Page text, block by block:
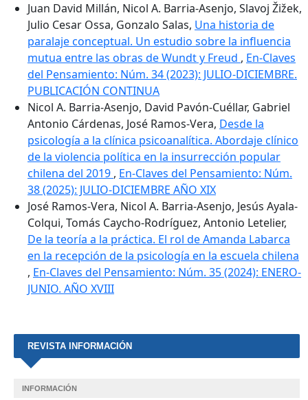
Juan David Millán, Nicol A. Barria-Asenjo, Slavoj Žižek,
Julio Cesar Ossa, Gonzalo Salas, Una historia de
paralaje conceptual. Un estudio sobre la influencia
mutua entre las obras de Wundt y Freud , En-Claves
del Pensamiento: Núm. 34 (2023): JULIO-DICIEMBRE.
PUBLICACIÓN CONTINUA
Nicol A. Barria-Asenjo, David Pavón-Cuéllar, Gabriel
Antonio Cárdenas, José Ramos-Vera, Desde la
psicología a la clínica psicoanalítica. Abordaje clínico
de la violencia política en la insurrección popular
chilena del 2019 , En-Claves del Pensamiento: Núm.
38 (2025): JULIO-DICIEMBRE AÑO XIX
José Ramos-Vera, Nicol A. Barria-Asenjo, Jesús Ayala-
Colqui, Tomás Caycho-Rodríguez, Antonio Letelier,
De la teoría a la práctica. El rol de Amanda Labarca
en la recepción de la psicología en la escuela chilena
, En-Claves del Pensamiento: Núm. 35 (2024): ENERO-
JUNIO. AÑO XVIII
REVISTA INFORMACIÓN
INFORMACIÓN